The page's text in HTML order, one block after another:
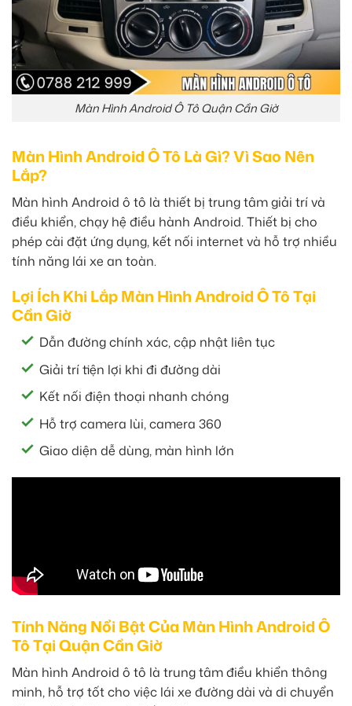
Màn Hình Android Ô Tô Quận Cần Giờ
Màn Hình Android Ô Tô Là Gì? Vì Sao Nên
Lắp?
Màn hình Android ô tô là thiết bị trung tâm giải trí và
điều khiển, chạy hệ điều hành Android. Thiết bị cho
phép cài đặt ứng dụng, kết nối internet và hỗ trợ nhiều
tính năng lái xe an toàn.
Lợi Ích Khi Lắp Màn Hình Android Ô Tô Tại
Cần Giờ
Dẫn đường chính xác, cập nhật liên tục
Giải trí tiện lợi khi đi đường dài
Kết nối điện thoại nhanh chóng
Hỗ trợ camera lùi, camera 360
Giao diện dễ dùng, màn hình lớn
Tính Năng Nổi Bật Của Màn Hình Android Ô
Tô Tại Quận Cần Giờ
Màn hình Android ô tô là trung tâm điều khiển thông
minh, hỗ trợ tốt cho việc lái xe đường dài và di chuyển